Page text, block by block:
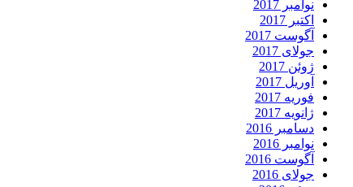
نوامبر 2017
اکتبر 2017
آگوست 2017
جولای 2017
ژوئن 2017
آوریل 2017
فوریه 2017
ژانویه 2017
دسامبر 2016
نوامبر 2016
آگوست 2016
جولای 2016